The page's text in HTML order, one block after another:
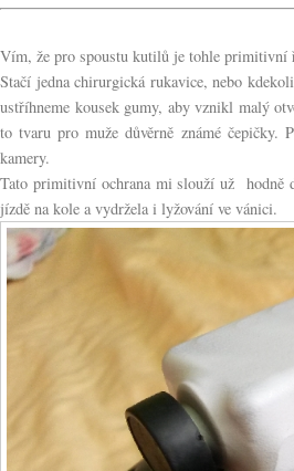
Vím, že pro spoustu kutilů je tohle primitivní
Stačí jedna chirurgická rukavice, nebo
ustříhneme kousek gumy, aby vznikl malý
to tvaru pro muže důvěrně známé čepičky.
kamery.
Tato primitivní ochrana mi slouží už hodně
jízdě na kole a vydržela i lyžování ve vánici.